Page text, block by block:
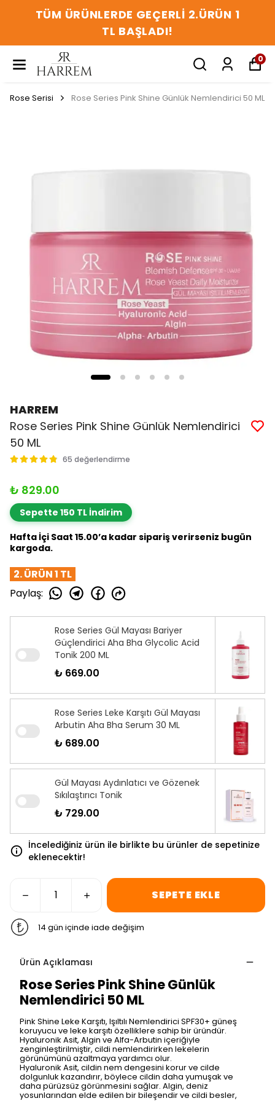
TÜM ÜRÜNLERDE GEÇERLİ 2.ÜRÜN 1
TL BAŞLADI!
0
Rose Serisi Rose Series Pink Shine Günlük Nemlendirici 50 ML
HARREM
Rose Series Pink Shine Günlük Nemlendirici
50 ML
65 değerlendirme
₺ 829.00
Sepette 150 TL İndirim
Hafta İçi Saat 15.00’a kadar sipariş verirseniz bugün
kargoda.
2. ÜRÜN 1 TL
Paylaş:
Rose Series Gül Mayası Bariyer
Güçlendirici Aha Bha Glycolic Acid
Tonik 200 ML
₺ 669.00
Rose Series Leke Karşıtı Gül Mayası
Arbutin Aha Bha Serum 30 ML
₺ 689.00
Gül Mayası Aydınlatıcı ve Gözenek
Sıkılaştırıcı Tonik
₺ 729.00
İncelediğiniz ürün ile birlikte bu ürünler de sepetinize
eklenecektir!
SEPETE EKLE
14 gün içinde iade değişim
Ürün Açıklaması
Rose Series Pink Shine Günlük
Nemlendirici 50 ML
Pink Shine Leke Karşıtı, Işıltılı Nemlendirici SPF30+ güneş
koruyucu ve leke karşıtı özelliklere sahip bir üründür.
Hyaluronik Asit, Algin ve Alfa-Arbutin içeriğiyle
zenginleştirilmiştir, cildi nemlendirirken lekelerin
görünümünü azaltmaya yardımcı olur.
Hyaluronik Asit, cildin nem dengesini korur ve cilde
dolgunluk kazandırır, böylece cildin daha yumuşak ve
daha pürüzsüz görünmesini sağlar. Algin, deniz
yosunlarından elde edilen bir bileşendir ve cildi besler,